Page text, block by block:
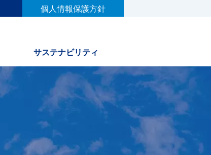
個人情報保護方針
サステナビリティ